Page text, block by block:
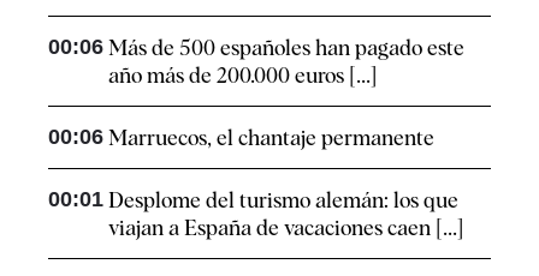
00:06 Más de 500 españoles han pagado este
año más de 200.000 euros [...]
00:06 Marruecos, el chantaje permanente
00:01 Desplome del turismo alemán: los que
viajan a España de vacaciones caen [...]